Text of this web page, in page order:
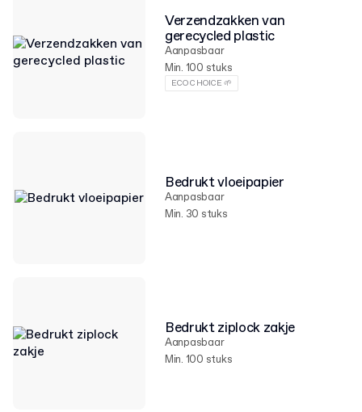
Verzendzakken van
gerecycled plastic
Aanpasbaar
Min. 100 stuks
ECO CHOICE 🌱
Bedrukt vloeipapier
Aanpasbaar
Min. 30 stuks
Bedrukt ziplock zakje
Aanpasbaar
Min. 100 stuks